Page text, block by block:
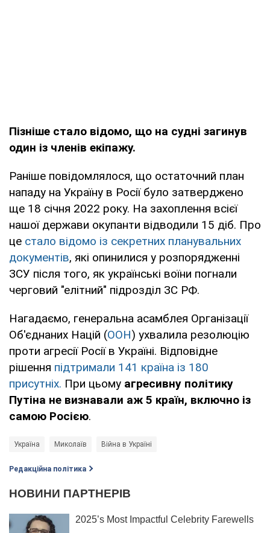
Пізніше стало відомо, що на судні загинув
один із членів екіпажу.
Раніше повідомлялося, що остаточний план
нападу на Україну в Росії було затверджено
ще 18 січня 2022 року. На захоплення всієї
нашої держави окупанти відводили 15 діб. Про
це стало відомо із секретних планувальних
документів, які опинилися у розпорядженні
ЗСУ після того, як українські воїни погнали
черговий "елітний" підрозділ ЗС РФ.
Нагадаємо, генеральна асамблея Організації
Об'єднаних Націй (ООН) ухвалила резолюцію
проти агресії Росії в Україні. Відповідне
рішення підтримали 141 країна із 180
присутніх. При цьому агресивну політику
Путіна не визнавали аж 5 країн, включно із
самою Росією.
Україна Миколаїв Війна в Україні
Редакційна політика